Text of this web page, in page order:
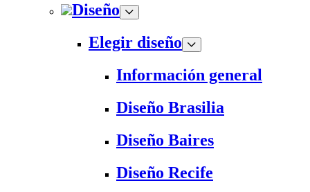
Diseño
Elegir diseño
Información general
Diseño Brasilia
Diseño Baires
Diseño Recife